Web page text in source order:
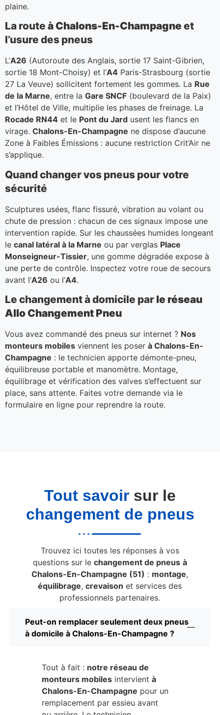
plaine.
La route à Chalons-En-Champagne et
l’usure des pneus
L’A26 (Autoroute des Anglais, sortie 17 Saint-Gibrien,
sortie 18 Mont-Choisy) et l’A4 Paris-Strasbourg (sortie
27 La Veuve) sollicitent fortement les gommes. La Rue
de la Marne, entre la Gare SNCF (boulevard de la Paix)
et l’Hôtel de Ville, multiplie les phases de freinage. La
Rocade RN44 et le Pont du Jard usent les flancs en
virage. Chalons-En-Champagne ne dispose d’aucune
Zone à Faibles Émissions : aucune restriction Crit’Air ne
s’applique.
Quand changer vos pneus pour votre
sécurité
Sculptures usées, flanc fissuré, vibration au volant ou
chute de pression : chacun de ces signaux impose une
intervention rapide. Sur les chaussées humides longeant
le canal latéral à la Marne ou par verglas Place
Monseigneur-Tissier, une gomme dégradée expose à
une perte de contrôle. Inspectez votre roue de secours
avant l’A26 ou l’A4.
Le changement à domicile par le réseau
Allo Changement Pneu
Vous avez commandé des pneus sur internet ? Nos
monteurs mobiles viennent les poser à Chalons-En-
Champagne : le technicien apporte démonte-pneu,
équilibreuse portable et manomètre. Montage,
équilibrage et vérification des valves s’effectuent sur
place, sans attente. Faites votre demande via le
formulaire en ligne pour reprendre la route.
Tout savoir sur le
changement de pneus
Trouvez ici toutes les réponses à vos
questions sur le changement de pneus à
Chalons-En-Champagne (51) : montage,
équilibrage,crevaison et services des
professionnels partenaires.
Peut-on remplacer seulement deux pneus
à domicile à Chalons-En-Champagne ?
Tout à fait : notre réseau de
monteurs mobiles intervient à
Chalons-En-Champagne pour un
remplacement par essieu avant